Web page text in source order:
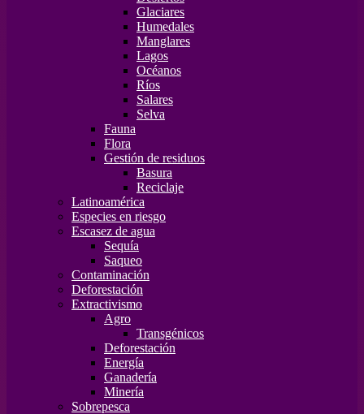
Glaciares
Humedales
Manglares
Lagos
Océanos
Ríos
Salares
Selva
Fauna
Flora
Gestión de residuos
Basura
Reciclaje
Latinoamérica
Especies en riesgo
Escasez de agua
Sequía
Saqueo
Contaminación
Deforestación
Extractivismo
Agro
Transgénicos
Deforestación
Energía
Ganadería
Minería
Sobrepesca